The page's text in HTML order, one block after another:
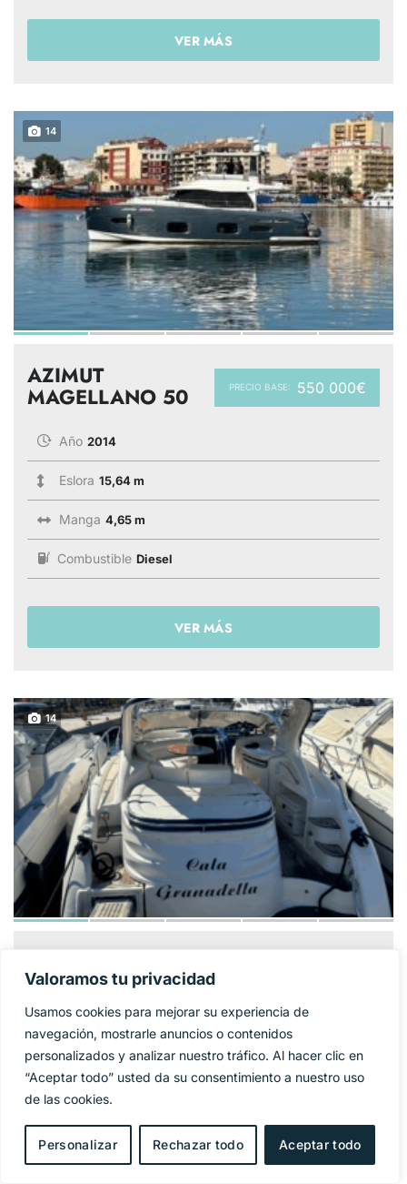
Valoramos tu privacidad
Usamos cookies para mejorar su experiencia de
navegación, mostrarle anuncios o contenidos
personalizados y analizar nuestro tráfico. Al hacer clic en
“Aceptar todo” usted da su consentimiento a nuestro uso
de las cookies.
Personalizar Rechazar todo Aceptar todo
VER MÁS
14
PRECIO BASE: 550 000€
AZIMUT
MAGELLANO 50
Año 2014
Eslora 15,64 m
Manga 4,65 m
Combustible Diesel
VER MÁS
14
42
Año 2005
11,95 m
Manga 4 m
Combustible Diesel